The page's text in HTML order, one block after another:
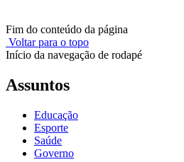
Fim do conteúdo da página
Voltar para o topo
Início da navegação de rodapé
Assuntos
Educação
Esporte
Saúde
Governo